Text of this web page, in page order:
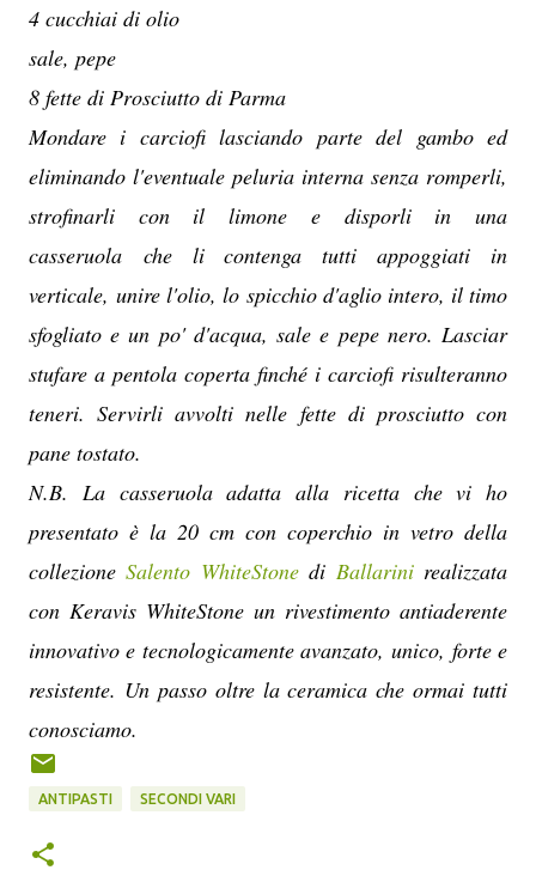
4 cucchiai di olio
sale, pepe
8 fette di Prosciutto di Parma
Mondare i carciofi lasciando parte del gambo ed
eliminando l'eventuale peluria interna senza romperli,
strofinarli con il limone e disporli in una
casseruola che li contenga tutti appoggiati in
verticale, unire l'olio, lo spicchio d'aglio intero, il timo
sfogliato e un po' d'acqua, sale e pepe nero. Lasciar
stufare a pentola coperta finché i carciofi risulteranno
teneri. Servirli avvolti nelle fette di prosciutto con
pane tostato.
N.B. La casseruola adatta alla ricetta che vi ho
presentato è la 20 cm con coperchio in vetro della
collezioneSalento WhiteStonedi Ballarini realizzata
con Keravis WhiteStone un rivestimento antiaderente
innovativo e tecnologicamente avanzato, unico, forte e
resistente. Un passo oltre la ceramica che ormai tutti
conosciamo.
ANTIPASTI SECONDI VARI